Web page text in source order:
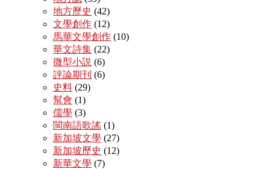
地方歷史 (42)
文學創作 (12)
馬華文學創作 (10)
華文詩集 (22)
微型小説 (6)
評論期刊 (6)
史料 (29)
幫會 (1)
儒學 (3)
閩南語歌謠 (1)
新加坡文學 (27)
新加坡歷史 (12)
新華文學 (7)